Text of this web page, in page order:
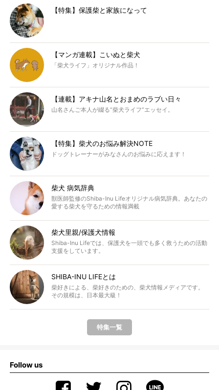
【特集】保護柴と家族になって
【マンガ連載】こいぬと柴犬
「柴犬ライフ」オリジナル作品！
【連載】アキナ山名とおまめのラブい日々
山名さんご本人が綴る“柴犬ライフ”エッセイ。
【特集】柴犬のお悩み解決NOTE
ドッグトレーナーがみなさんのお悩みに応えます！
柴犬 病気辞典
獣医師監修のShiba-Inu Lifeオリジナル病気辞典。あなたの
愛する柴犬を守るための情報満載
柴犬里親/保護犬情報
Shiba-Inu Lifeでは、保護犬を一頭でも多く救うための活動
支援をしています。
SHIBA-INU LIFEとは
柴好きによる、柴好きのための、柴犬情報メディアです。
その規模は、日本最大級！
特集一覧
Follow us